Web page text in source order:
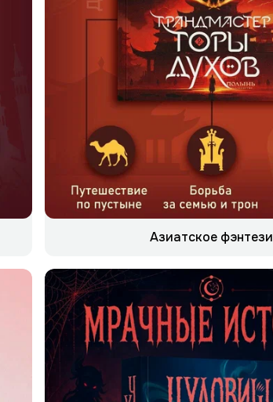
Азиатское фэнтези